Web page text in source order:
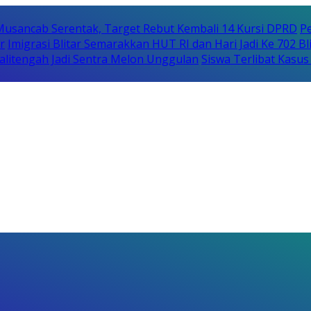
Serentak, Target Rebut Kembali 14 Kursi DPRD
Imigrasi Blitar Semarakkan HUT RI dan Hari Jadi Ke 702
Jadi Sentra Melon Unggulan Siswa Terlibat